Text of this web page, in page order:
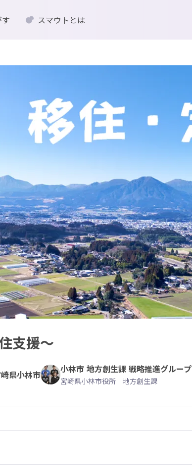
スマウトとは
支援〜
県小林市 小林市 地方創生課 戦略推進グループ
宮崎県小林市役所 地方創生課